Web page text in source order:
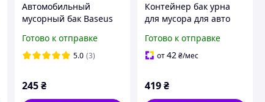
Автомобильный
мусорный бак Baseus
Black (CRLJT-A01)
Готово к отправке
5.0 (3)
245 ₴
Контейнер бак урна
для мусора для авто
Vehicle-mounted Trash
Can Black (CRLJT-A01)
Готово к отправке
от42₴/мес
419₴